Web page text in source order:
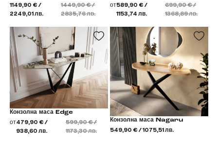
1149,90 € /
2249,01 лв.
1449,90 € /
2835,76 лв.
от589,90 € /
1153,74 лв.
699,90 € /
1368,89 лв.
Конзолна маса Edge
от479,90 € /
938,60 лв.
599,90 € /
1173,30 лв.
Конзолна маса Nagaru
549,90 € / 1075,51 лв.